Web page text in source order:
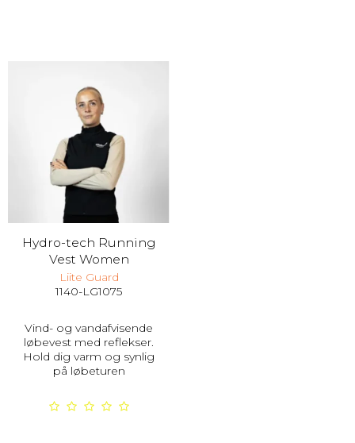
Hydro-tech Running
Vest Women
Liite Guard
1140-LG1075
Vind- og vandafvisende
løbevest med reflekser.
Hold dig varm og synlig
på løbeturen